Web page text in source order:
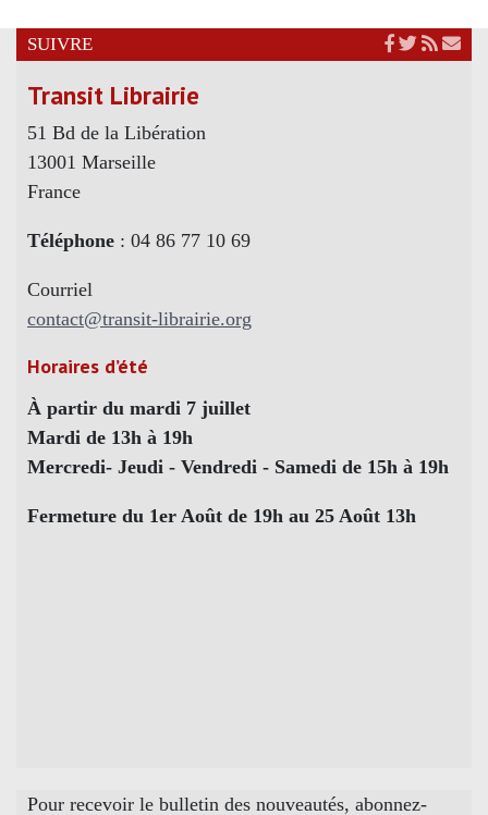
SUIVRE
Transit Librairie
51 Bd de la Libération
13001 Marseille
France
Téléphone : 04 86 77 10 69
Courriel
contact@transit-librairie.org
Horaires d’été
À partir du mardi 7 juillet
Mardi de 13h à 19h
Mercredi- Jeudi - Vendredi - Samedi de 15h à 19h
Fermeture du 1er Août de 19h au 25 Août 13h
Pour recevoir le bulletin des nouveautés, abonnez-